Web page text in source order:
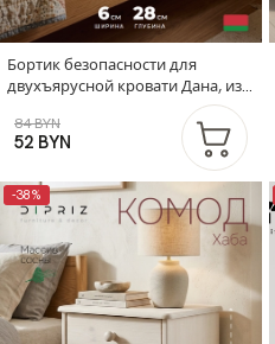
Бортик безопасности для
двухъярусной кровати Дана, из
массива сосны, белый воск
84 BYN
52 BYN
-38%